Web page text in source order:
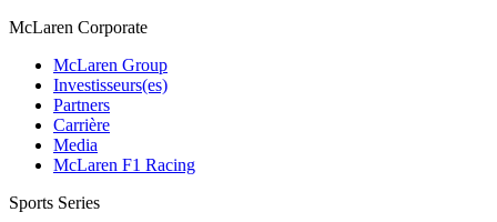
McLaren Corporate
McLaren Group
Investisseurs(es)
Partners
Carrière
Media
McLaren F1 Racing
Sports Series